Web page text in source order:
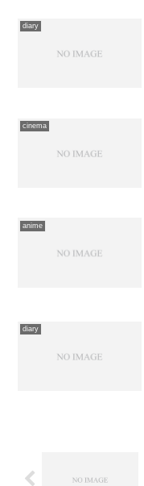
diary
cinema
anime
diary